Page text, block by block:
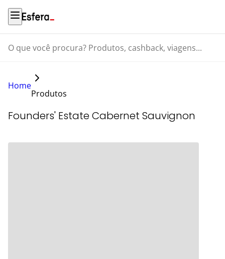
O que você procura? Produtos, cashback, viagens...
Home
Produtos
Founders' Estate Cabernet Sauvignon